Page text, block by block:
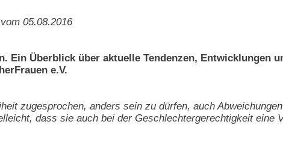
05.08.2016
Ein Überblick über aktuelle Tendenzen, Entwicklungen
e.V.
zugesprochen, anders sein zu dürfen, auch
dass sie auch bei der Geschlechtergerechtigkeit eine